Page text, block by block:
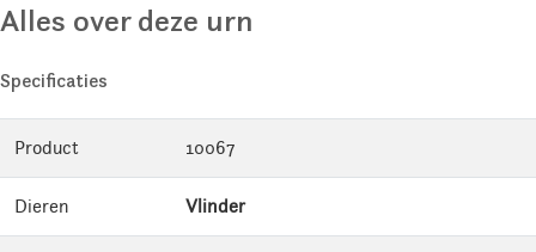
Alles over deze urn
Specificaties
Product 10067
Dieren Vlinder